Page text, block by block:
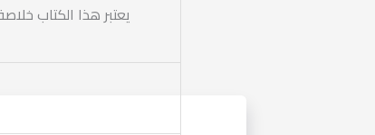
يعتبر هذا الكتاب